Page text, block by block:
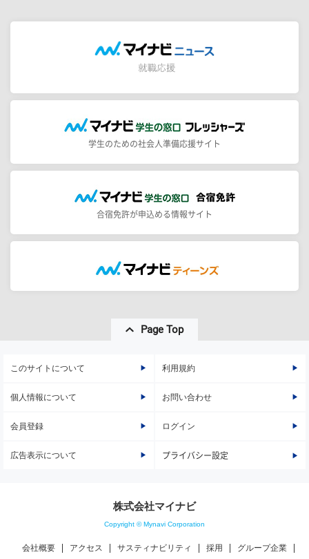
学生のための社会人準備応援サイト
合宿免許が申込める情報サイト
Page Top
このサイトについて 利用規約
個人情報について お問い合わせ
会員登録 ログイン
広告表示について プライバシー設定
株式会社マイナビ
Copyright © Mynavi Corporation
会社概要 アクセス サスティナビリティ 採用 グループ企業